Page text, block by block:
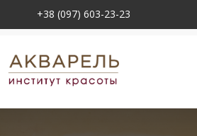
+38 (097) 603-23-23